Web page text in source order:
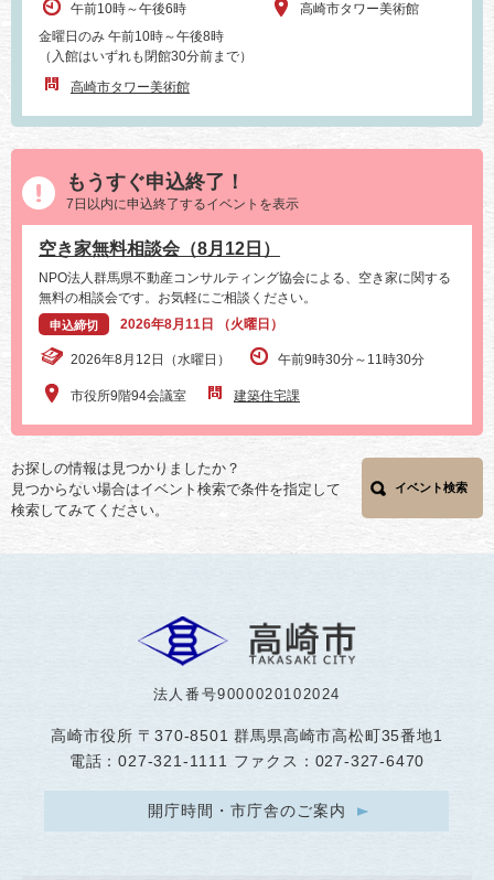
午前10時～午後6時
金曜日のみ 午前10時～午後8時
（入館はいずれも閉館30分前まで）
高崎市タワー美術館
高崎市タワー美術館
もうすぐ申込終了！
7日以内に申込終了するイベントを表示
空き家無料相談会（8月12日）
NPO法人群馬県不動産コンサルティング協会による、空き家に関する
無料の相談会です。お気軽にご相談ください。
申込締切 2026年8月11日 （火曜日）
2026年8月12日（水曜日） 午前9時30分～11時30分
市役所9階94会議室 建築住宅課
お探しの情報は見つかりましたか？
見つからない場合はイベント検索で条件を指定して
検索してみてください。
イベント検索
法人番号9000020102024
高崎市役所 〒370-8501 群馬県高崎市高松町35番地1
電話：027-321-1111 ファクス：027-327-6470
開庁時間・市庁舎のご案内